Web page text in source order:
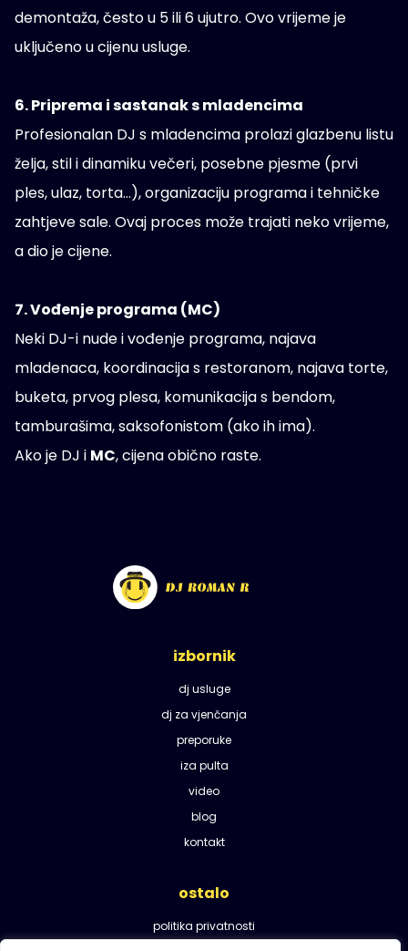
demontaža, često u 5 ili 6 ujutro. Ovo vrijeme je
uključeno u cijenu usluge.
6. Priprema i sastanak s mladencima
Profesionalan DJ s mladencima prolazi glazbenu listu
želja, stil i dinamiku večeri, posebne pjesme (prvi
ples, ulaz, torta…), organizaciju programa i tehničke
zahtjeve sale. Ovaj proces može trajati neko vrijeme,
a dio je cijene.
7. Vođenje programa (MC)
Neki DJ-i nude i vođenje programa, najava
mladenaca, koordinacija s restoranom, najava torte,
buketa, prvog plesa, komunikacija s bendom,
tamburašima, saksofonistom (ako ih ima).
Ako je DJ i MC, cijena obično raste.
izbornik
dj usluge
dj za vjenčanja
preporuke
iza pulta
video
blog
kontakt
ostalo
politika privatnosti